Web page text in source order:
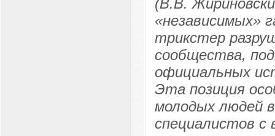
(В.В.
«независимых»
трикстер
сообщества,
официальных
Эта позиция
молодых людей
специалистов с